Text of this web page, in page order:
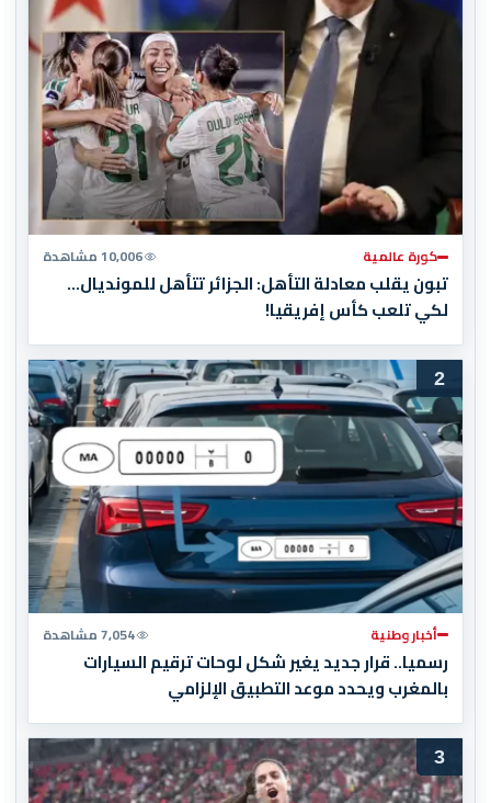
كورة عالمية 10,006 مشاهدة
تبون يقلب معادلة التأهل: الجزائر تتأهل للمونديال…
لكي تلعب كأس إفريقيا!
2
أخبار وطنية 7,054 مشاهدة
رسميا.. قرار جديد يغير شكل لوحات ترقيم السيارات
بالمغرب ويحدد موعد التطبيق الإلزامي
3